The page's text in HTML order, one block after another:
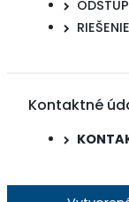
Kontaktné